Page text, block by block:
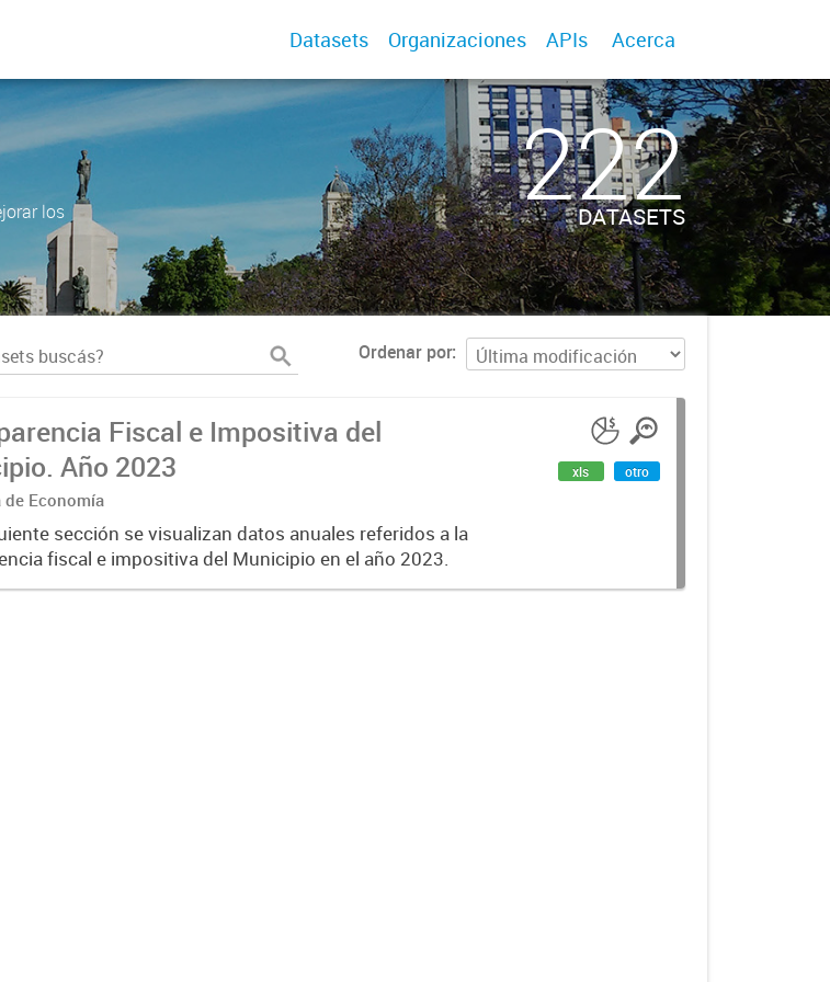
Datasets Organizaciones APIs Acerca
los
222
DATASETS
Ordenar por
Fiscal e Impositiva del
Año 2023
de Economía
sección se visualizan datos anuales referidos a la
fiscal e impositiva del Municipio en el año 2023.
xls otro